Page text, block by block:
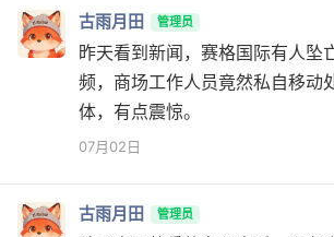
古雨月田 管理员
昨天看到新闻，赛格国际有人坠
频，商场工作人员竟然私自移动
体，有点震惊。
07月02日
古雨月田 管理员